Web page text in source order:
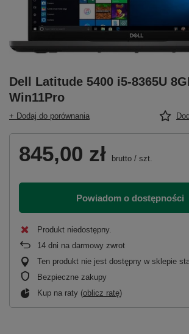
Dell Latitude 5400 i5-8365U
Win11Pro
+ Dodaj do porównania
845,00 zł brutto / szt.
Powiadom o dostępności
Produkt niedostępny
14 dni na darmowy zwrot
Ten produkt nie jest dostępny w sklepie
Bezpieczne zakupy
Kup na raty (oblicz ratę)